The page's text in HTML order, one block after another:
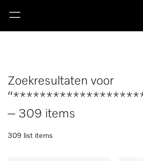
Zoekresultaten voor
– 309 items
309 list items